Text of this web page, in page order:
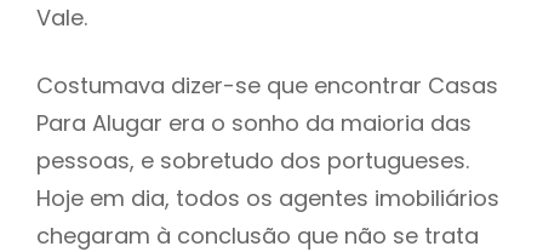
Vale.
Costumava dizer-se que encontrar Casas
Para Alugar era o sonho da maioria das
pessoas, e sobretudo dos portugueses.
Hoje em dia, todos os agentes imobiliários
chegaram à conclusão que não se trata